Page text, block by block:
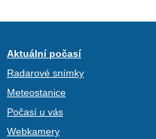
Aktuální počasí
Radarové snímky
Meteostanice
Počasí u vás
Webkamery